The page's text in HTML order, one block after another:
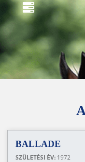
BALLADE
SZÜLETÉSI ÉV: 1972